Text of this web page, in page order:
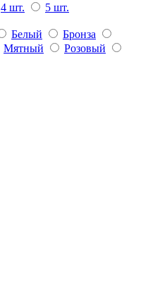
4 шт.
5 шт.
Белый
Бронза
Мятный
Розовый